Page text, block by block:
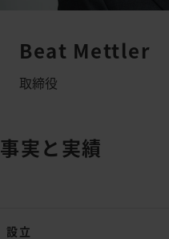
Beat Mettler
取締役
事実と実績
設立